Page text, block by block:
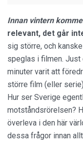
Innan vintern
relevant, det går
sig större, och
speglas i filmen. Just
minuter varit att
större film (eller
Hur ser Sverige
motståndsrörelsen?
överleva i den här
dessa frågor innan